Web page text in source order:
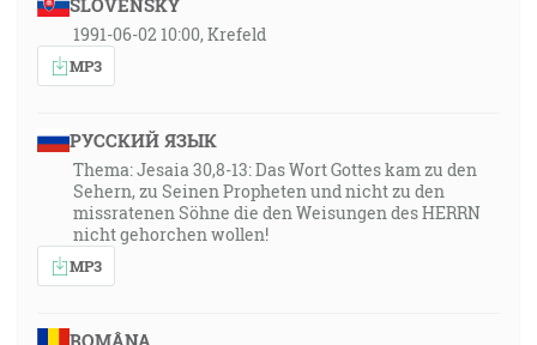
SLOVENSKY
1991-06-02 10:00, Krefeld
MP3
РУССКИЙ ЯЗЫК
Thema: Jesaia 30,8-13: Das Wort Gottes kam zu den
Sehern, zu Seinen Propheten und nicht zu den
missratenen Söhne die den Weisungen des HERRN
nicht gehorchen wollen!
MP3
ROMÂNA